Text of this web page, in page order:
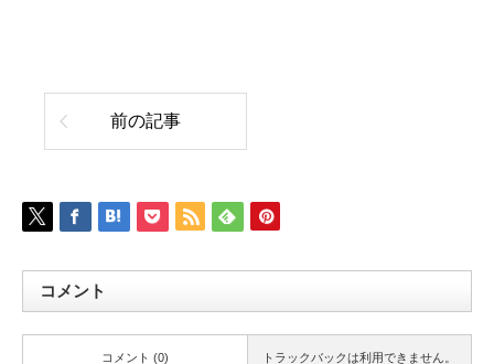
前の記事
コメント
トラックバックは利用できません。
コメント (0)